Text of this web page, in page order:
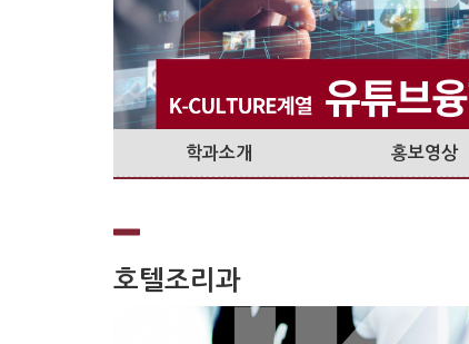
학과소개 홍보영상
호텔조리과